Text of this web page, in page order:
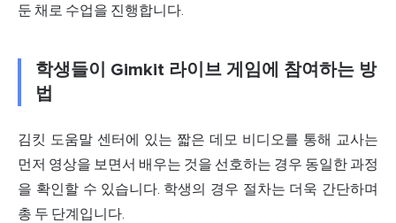
둔 채로 수업을 진행합니다.
학생들이 Gimkit 라이브 게임에 참여하는 방
법
김킷 도움말 센터에 있는 짧은 데모 비디오를 통해 교사는
먼저 영상을 보면서 배우는 것을 선호하는 경우 동일한 과정
을 확인할 수 있습니다. 학생의 경우 절차는 더욱 간단하며
총 두 단계입니다.